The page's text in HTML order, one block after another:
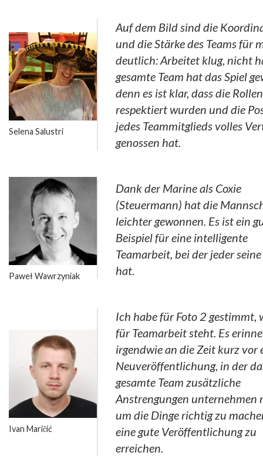
Selena Salustri
Auf dem Bild sind die
und die Stärke des Teams für
deutlich: Arbeitet klug, nicht
gesamte Team hat das Spiel
denn es ist klar, dass die Rollen
respektiert wurden und die
jedes Teammitglieds volles
genossen hat.
Paweł Wawrzyniak
Dank der Marine als Coxie
(Steuermann) hat die
leichter gewonnen. Es ist ein
Beispiel für eine intelligente
Teamarbeit, bei der jeder
hat.
Ivan Maričić
Ich habe für Foto 2 gestimmt,
für Teamarbeit steht. Es
irgendwie an die Zeit kurz vor
Neuveröffentlichung, in der
gesamte Team zusätzliche
Anstrengungen unternehmen
um die Dinge richtig zu
eine gute Veröffentlichung zu
erreichen.